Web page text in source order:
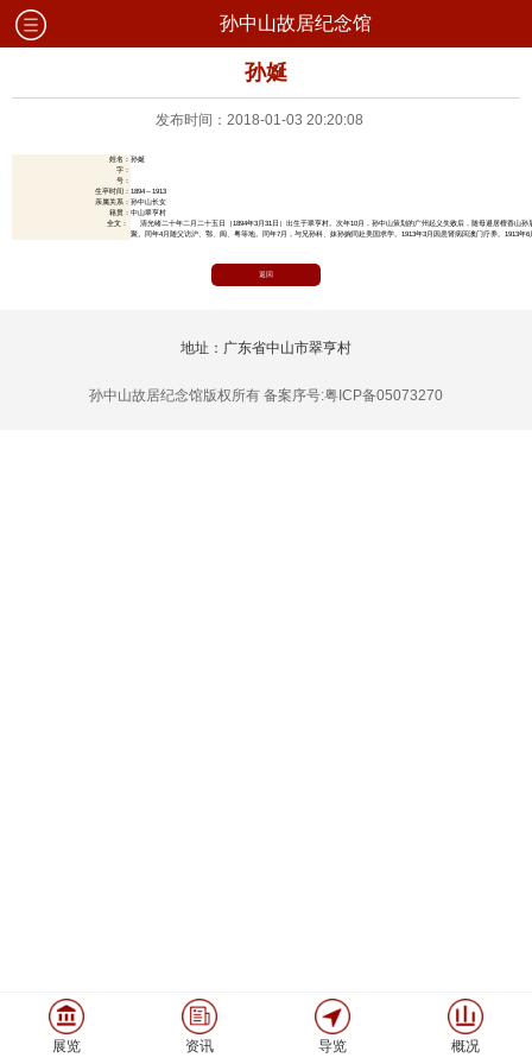
孙中山故居纪念馆
孙娫
发布时间：2018-01-03 20:20:08
姓名： 孙娫
字：
号：
生卒时间： 1894～1913
亲属关系： 孙中山长女
籍贯： 中山翠亨村
全文：
清光绪二十年二月二十五日 （1894年3月31日 ）出生于翠亨村。次年10月，孙中山策划的广州起义失败后，随母避居檀香山
聚。同年4月随父访沪、鄂、闽、粤等地。同年7月，与兄孙科、妹孙婉同赴美国求学。1913年3月因患肾病回澳门疗养。 1913年6
返回
地址：广东省中山市翠亨村
孙中山故居纪念馆版权所有 备案序号:粤ICP备05073270
展览 资讯 导览 概况